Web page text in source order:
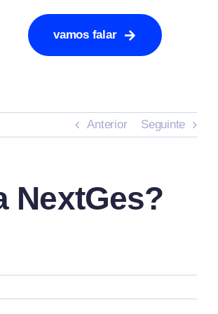
vamos falar
Anterior Seguinte
NextGes?